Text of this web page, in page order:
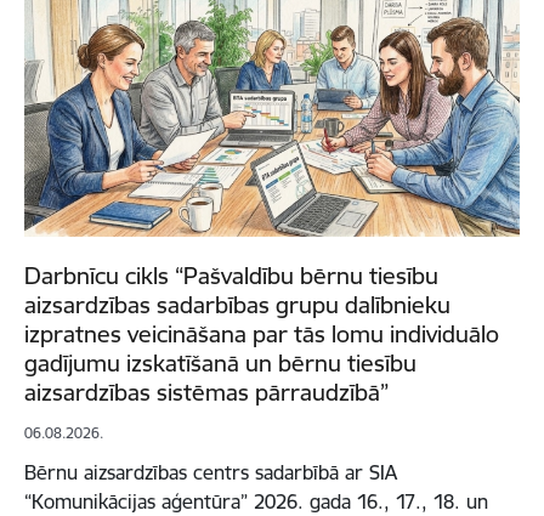
Darbnīcu cikls “Pašvaldību bērnu tiesību
aizsardzības sadarbības grupu dalībnieku
izpratnes veicināšana par tās lomu individuālo
gadījumu izskatīšanā un bērnu tiesību
aizsardzības sistēmas pārraudzībā”
06.08.2026.
Bērnu aizsardzības centrs sadarbībā ar SIA
“Komunikācijas aģentūra” 2026. gada 16., 17., 18. un